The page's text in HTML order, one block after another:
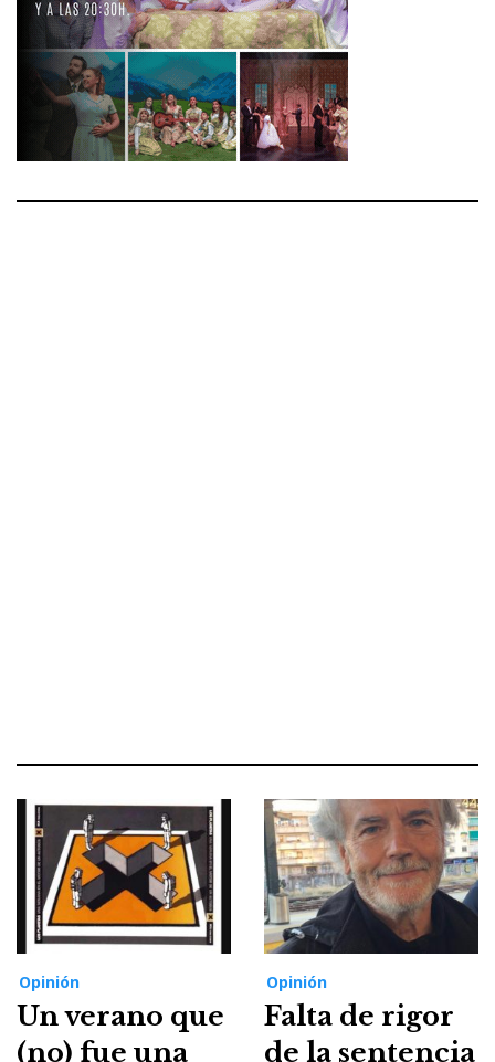
Opinión
Un verano que
(no) fue una
Opinión
Falta de rigor
de la sentencia